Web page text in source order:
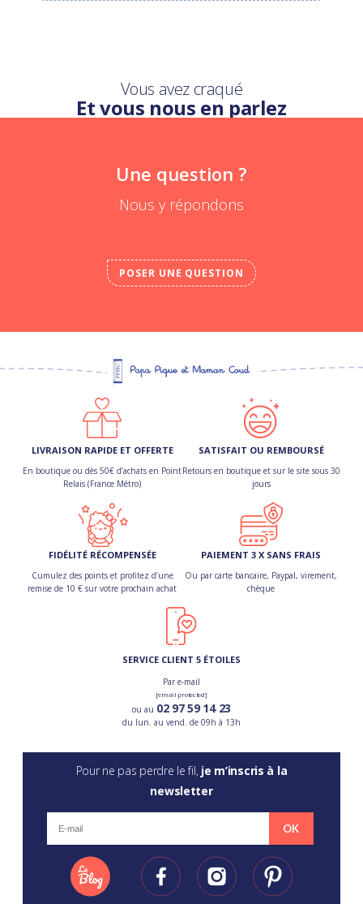
Vous avez craqué
Et vous nous en parlez
Une question ?
Nous y répondons
POSER UNE QUESTION
LIVRAISON RAPIDE ET OFFERTE
En boutique ou dès 50€ d’achats en Point
Relais (France Métro)
SATISFAIT OU REMBOURSÉ
Retours en boutique et sur le site sous 30
jours
FIDÉLITÉ RÉCOMPENSÉE
Cumulez des points et profitez d’une
remise de 10 € sur votre prochain achat
PAIEMENT 3 X SANS FRAIS
Ou par carte bancaire, Paypal, virement,
chèque
SERVICE CLIENT 5 ÉTOILES
Par e-mail
[email protected]
ou au 02 97 59 14 23
du lun. au vend. de 09h à 13h
Pour ne pas perdre le fil, je m’inscris à la
newsletter
OK